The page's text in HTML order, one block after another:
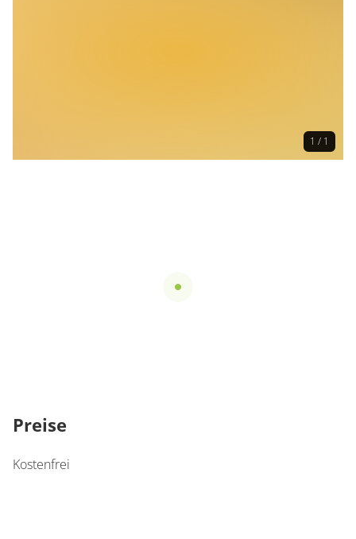
1 / 1
Preise
Kostenfrei